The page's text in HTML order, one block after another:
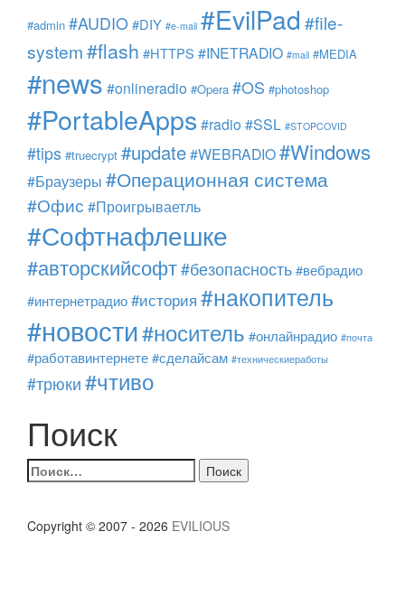
#admin #AUDIO#DIY #e-mail #EvilPad #file-
system#flash #HTTPS #INETRADIO #mail #MEDIA
#news #onlineradio #Opera #OS #photoshop
#PortableApps #radio #SSL #STOPCOVID
#tips #truecrypt #update#WEBRADIO#Windows
#Браузеры #Операционная система
#Офис #Проигрываетль
#Софтнафлешке
#авторскийсофт#безопасность#вебрадио
#интернетрадио#история #накопитель
#новости#носитель #онлайнрадио #почта
#работавинтернете#сделайсам #техническиеработы
#трюки#чтиво
Поиск
Найти:
Copyright © 2007 - 2026 EVILIOUS